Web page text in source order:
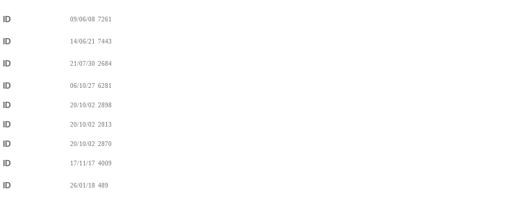
ID 09/06/08 7261
ID 14/06/21 7443
ID 21/07/30 2684
ID 06/10/27 6281
ID 20/10/02 2898
ID 20/10/02 2813
ID 20/10/02 2870
ID 17/11/17 4009
ID 26/01/18 489